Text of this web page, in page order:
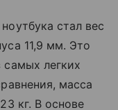
стал вес
11,9 мм. Это
легких
масса
кг. В основе